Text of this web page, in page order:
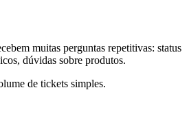
muitas perguntas repetitivas: status
dúvidas sobre produtos.
de tickets simples.